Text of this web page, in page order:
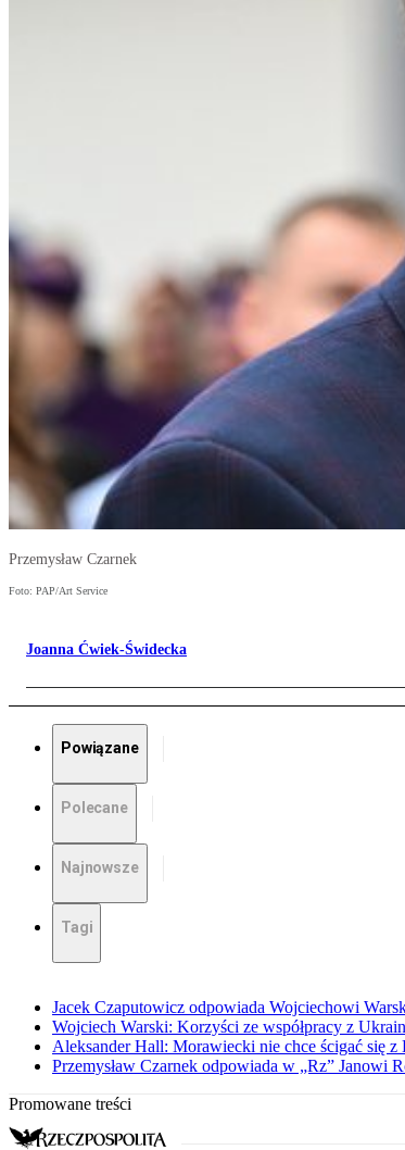
Przemysław Czarnek
Foto: PAP/Art Service
Joanna Ćwiek-Świdecka
Powiązane
Polecane
Najnowsze
Tagi
Jacek Czaputowicz odpowiada Wojciechowi
Wojciech Warski: Korzyści ze współpracy z
Aleksander Hall: Morawiecki nie chce ścigać się z
Przemysław Czarnek odpowiada w „Rz” Janowi
Promowane treści